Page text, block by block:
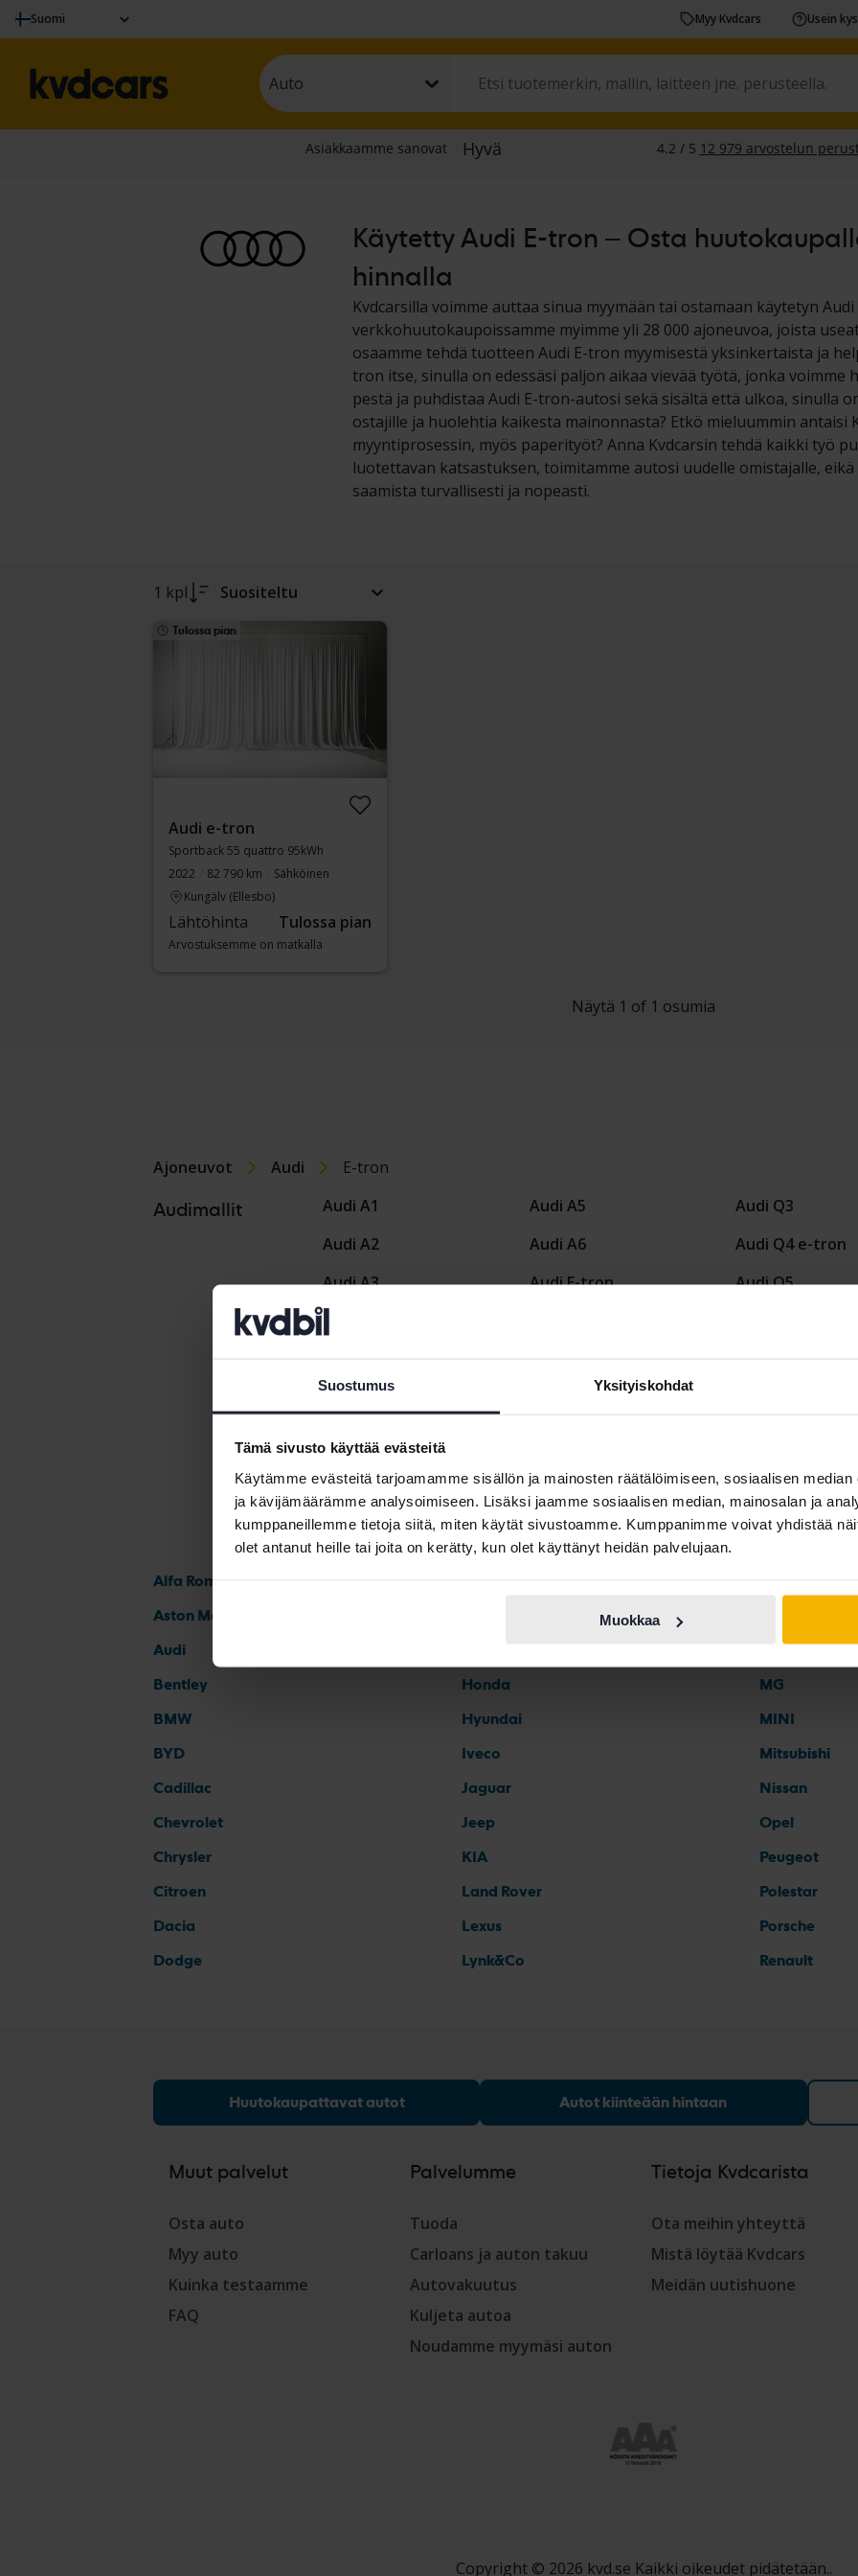
Suostumus Yksityiskohdat
Tämä sivusto käyttää evästeitä
Käytämme evästeitä tarjoamamme sisällön ja mainosten räätälöimiseen, sosiaalisen
ja kävijämäärämme analysoimiseen. Lisäksi jaamme sosiaalisen median, mainosalan ja
kumppaneillemme tietoja siitä, miten käytät sivustoamme. Kumppanimme voivat yhdistää
olet antanut heille tai joita on kerätty, kun olet käyttänyt heidän palvelujaan.
Muokkaa
Suomi Myy Kvdcars Usein
Auto
Käytetty Audi E-tron – Osta
hinnalla
Kvdcarsilla voimme auttaa sinua myymään tai ostamaan käytetyn
verkkohuutokaupoissamme myimme yli 28 000 ajoneuvoa, joista
osaamme tehdä tuotteen Audi E-tron myymisestä yksinkertaista ja
tron itse, sinulla on edessäsi paljon aikaa vievää työtä, jonka voimme
pestä ja puhdistaa Audi E-tron-autosi sekä sisältä että ulkoa, sinulla
ostajille ja huolehtia kaikesta mainonnasta? Etkö mieluummin antaisi
myyntiprosessin, myös paperityöt? Anna Kvdcarsin tehdä kaikki työ
luotettavan katsastuksen, toimitamme autosi uudelle omistajalle,
saamista turvallisesti ja nopeasti.
1 kpl Suositeltu
Tulossa pian
Audi e-tron
Sportback 55 quattro 95kWh
2022
82 790 km
Sähköinen
Kungälv (Ellesbo)
Lähtöhinta Tulossa pian
Arvostuksemme on matkalla
Näytä 1 of 1 osumia
Ajoneuvot Audi E-tron
Audimallit
Audi A1
Audi A2
Audi A3
Audi A5
Audi A6
Audi E-tron
Audi Q3
Audi Q4 e-tron
Audi Q5
Automerkit
Alfa Romeo
Aston Martin
Audi
Bentley
BMW
BYD
Cadillac
Chevrolet
Chrysler
Citroen
Dacia
Dodge
Honda
Hyundai
Iveco
Jaguar
Jeep
KIA
Land Rover
Lexus
Lynk&Co
Mercedes
MG
MINI
Mitsubishi
Nissan
Opel
Peugeot
Polestar
Porsche
Renault
Huutokaupattavat autot Autot kiinteään hintaan
Muut palvelut
Osta auto
Myy auto
Kuinka testaamme
FAQ
Palvelumme
Tuoda
Carloans ja auton takuu
Autovakuutus
Kuljeta autoa
Noudamme myymäsi auton
Tietoja Kvdcarista
Ota meihin yhteyttä
Mistä löytää Kvdcars
Meidän uutishuone
Copyright © 2026 kvd.se Kaikki oikeudet pidätetään..